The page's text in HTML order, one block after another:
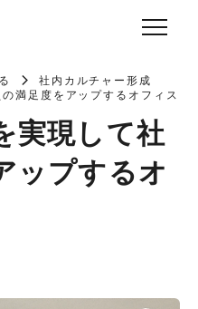
社内カルチャー形成
満足度をアップするオフィス
実現して社
ップするオ